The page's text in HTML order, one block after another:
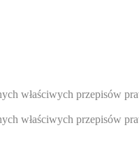
właściwych przepisów
właściwych przepisów